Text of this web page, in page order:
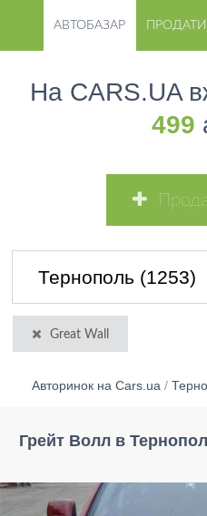
АВТОБАЗАР
На CARS.UA
499
Great Wall
Авторинок на Cars.ua /
Грейт Волл в